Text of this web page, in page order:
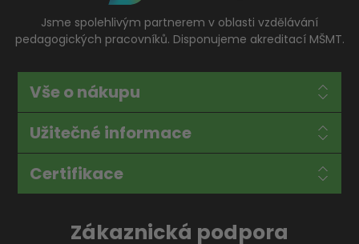
Jsme spolehlivým partnerem v oblasti vzdělávání
pedagogických pracovníků. Disponujeme akreditací MŠMT.
Vše o nákupu
Užitečné informace
Certifikace
Zákaznická podpora